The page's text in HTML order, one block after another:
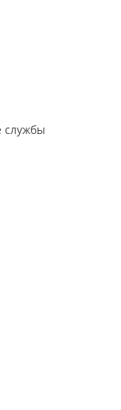
службы